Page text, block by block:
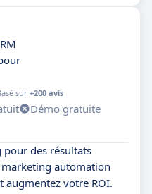
sur +200 avis
Démo gratuite
des résultats
automation
augmentez votre ROI.